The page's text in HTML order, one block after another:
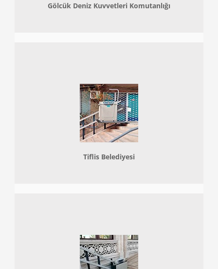
Gölcük Deniz Kuvvetleri Komutanlığı
Tiflis Belediyesi